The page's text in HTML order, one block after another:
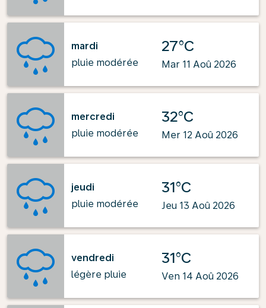
mardi
pluie modérée
27°C
Mar 11 Aoû 2026
mercredi
pluie modérée
32°C
Mer 12 Aoû 2026
jeudi
pluie modérée
31°C
Jeu 13 Aoû 2026
vendredi
légère pluie
31°C
Ven 14 Aoû 2026